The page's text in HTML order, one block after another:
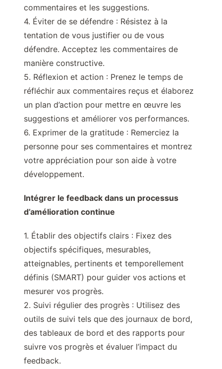
commentaires et les suggestions.
4. Éviter de se défendre : Résistez à la
tentation de vous justifier ou de vous
défendre. Acceptez les commentaires de
manière constructive.
5. Réflexion et action : Prenez le temps de
réfléchir aux commentaires reçus et élaborez
un plan d’action pour mettre en œuvre les
suggestions et améliorer vos performances.
6. Exprimer de la gratitude : Remerciez la
personne pour ses commentaires et montrez
votre appréciation pour son aide à votre
développement.
Intégrer le feedback dans un processus
d’amélioration continue
1. Établir des objectifs clairs : Fixez des
objectifs spécifiques, mesurables,
atteignables, pertinents et temporellement
définis (SMART) pour guider vos actions et
mesurer vos progrès.
2. Suivi régulier des progrès : Utilisez des
outils de suivi tels que des journaux de bord,
des tableaux de bord et des rapports pour
suivre vos progrès et évaluer l’impact du
feedback.